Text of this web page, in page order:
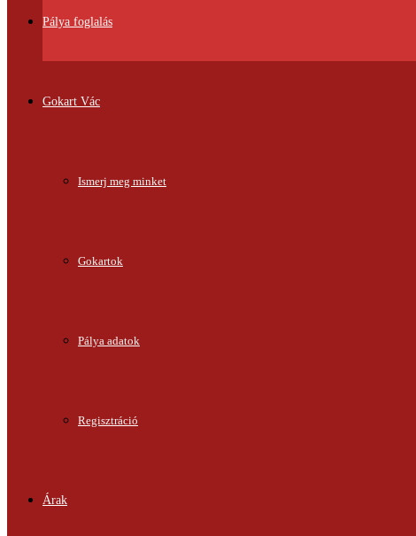
Pálya foglalás
Gokart Vác
Ismerj meg minket
Gokartok
Pálya adatok
Regisztráció
Árak